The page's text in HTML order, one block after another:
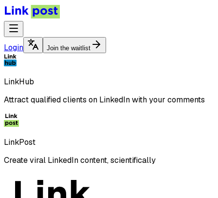
Login Join the waitlist
LinkHub
Attract qualified clients on LinkedIn with your comments
LinkPost
Create viral LinkedIn content, scientifically